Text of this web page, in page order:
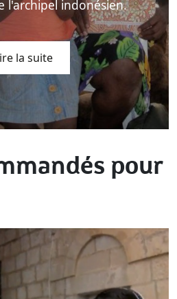
l'archipel indonésien.
la suite
pour